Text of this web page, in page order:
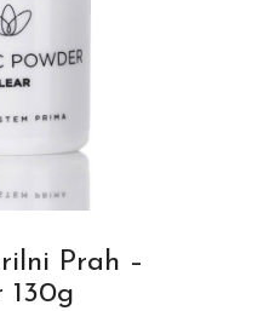
Prah –
130g